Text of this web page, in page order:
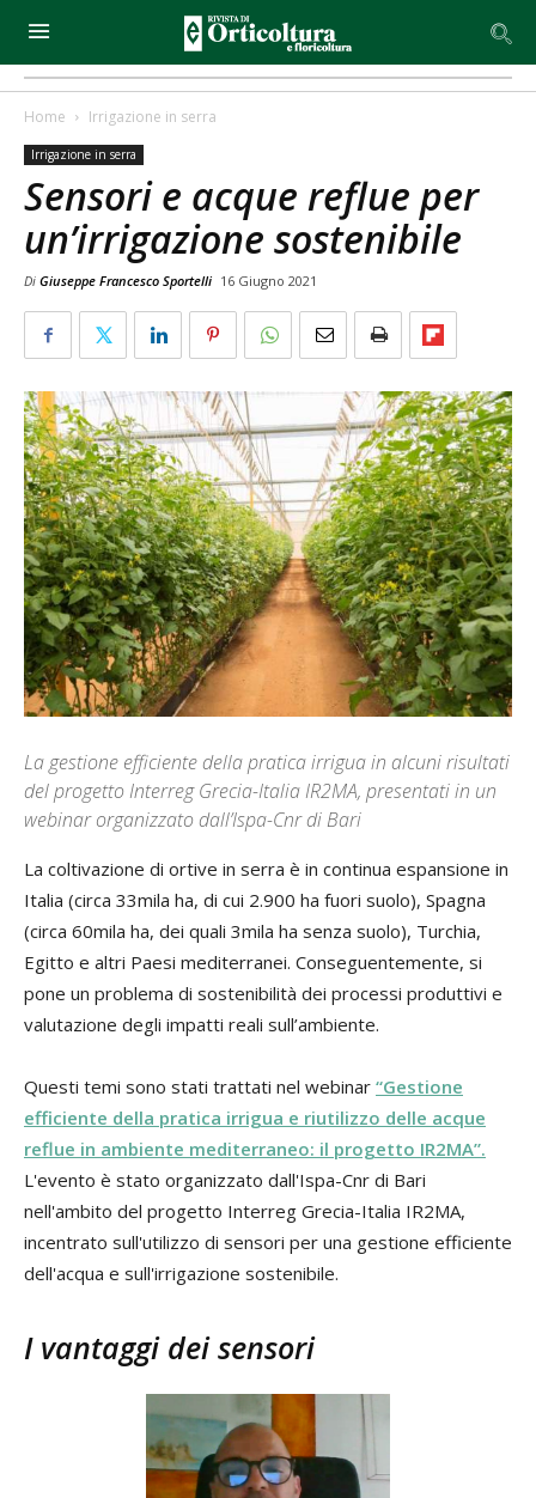
Home Irrigazione in serra
Irrigazione in serra
Sensori e acque reflue per
un’irrigazione sostenibile
Di Giuseppe Francesco Sportelli 16 Giugno 2021
La gestione efficiente della pratica irrigua in alcuni risultati
del progetto Interreg Grecia-Italia IR2MA, presentati in un
webinar organizzato dall’Ispa-Cnr di Bari
La coltivazione di ortive in serra è in continua espansione in
Italia (circa 33mila ha, di cui 2.900 ha fuori suolo), Spagna
(circa 60mila ha, dei quali 3mila ha senza suolo), Turchia,
Egitto e altri Paesi mediterranei. Conseguentemente, si
pone un problema di sostenibilità dei processi produttivi e
valutazione degli impatti reali sull’ambiente.
Questi temi sono stati trattati nel webinar “Gestione
efficiente della pratica irrigua e riutilizzo delle acque
reflue in ambiente mediterraneo: il progetto IR2MA”.
L'evento è stato organizzato dall'Ispa-Cnr di Bari
nell'ambito del progetto Interreg Grecia-Italia IR2MA,
incentrato sull'utilizzo di sensori per una gestione efficiente
dell'acqua e sull'irrigazione sostenibile.
I vantaggi dei sensori